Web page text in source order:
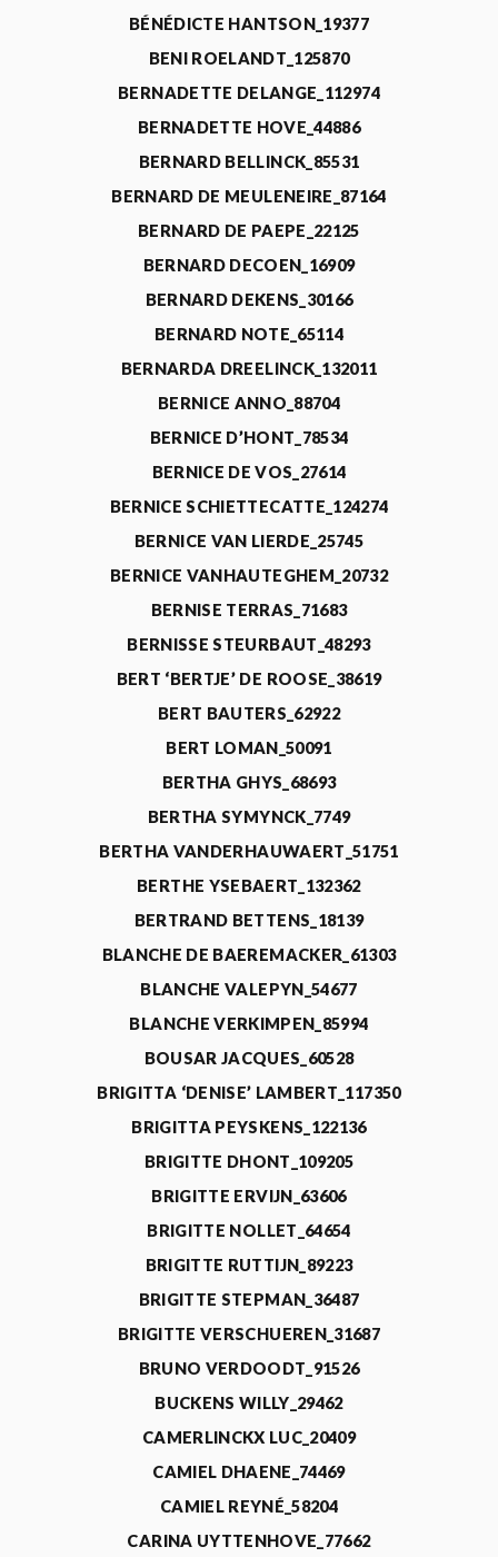
BÉNÉDICTE HANTSON_19377
BENI ROELANDT_125870
BERNADETTE DELANGE_112974
BERNADETTE HOVE_44886
BERNARD BELLINCK_85531
BERNARD DE MEULENEIRE_87164
BERNARD DE PAEPE_22125
BERNARD DECOEN_16909
BERNARD DEKENS_30166
BERNARD NOTE_65114
BERNARDA DREELINCK_132011
BERNICE ANNO_88704
BERNICE D’HONT_78534
BERNICE DE VOS_27614
BERNICE SCHIETTECATTE_124274
BERNICE VAN LIERDE_25745
BERNICE VANHAUTEGHEM_20732
BERNISE TERRAS_71683
BERNISSE STEURBAUT_48293
BERT ‘BERTJE’ DE ROOSE_38619
BERT BAUTERS_62922
BERT LOMAN_50091
BERTHA GHYS_68693
BERTHA SYMYNCK_7749
BERTHA VANDERHAUWAERT_51751
BERTHE YSEBAERT_132362
BERTRAND BETTENS_18139
BLANCHE DE BAEREMACKER_61303
BLANCHE VALEPYN_54677
BLANCHE VERKIMPEN_85994
BOUSAR JACQUES_60528
BRIGITTA ‘DENISE’ LAMBERT_117350
BRIGITTA PEYSKENS_122136
BRIGITTE DHONT_109205
BRIGITTE ERVIJN_63606
BRIGITTE NOLLET_64654
BRIGITTE RUTTIJN_89223
BRIGITTE STEPMAN_36487
BRIGITTE VERSCHUEREN_31687
BRUNO VERDOODT_91526
BUCKENS WILLY_29462
CAMERLINCKX LUC_20409
CAMIEL DHAENE_74469
CAMIEL REYNÉ_58204
CARINA UYTTENHOVE_77662